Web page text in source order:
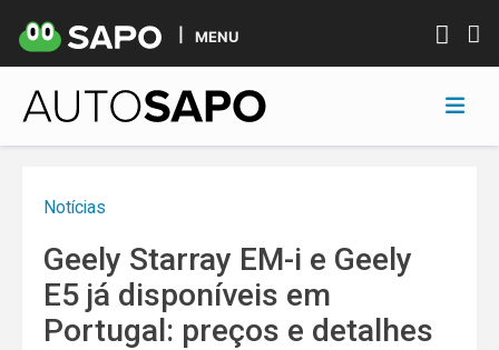
MENU
Notícias
Geely Starray EM-i e Geely
E5 já disponíveis em
Portugal: preços e detalhes